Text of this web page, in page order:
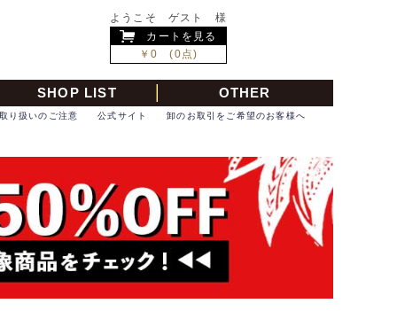
ようこそ ゲスト 様
カートを見る
￥0 (0点)
SHOP LIST OTHER
卸のお取引をご希望のお客様へ
公式サイト
り扱いのご注意